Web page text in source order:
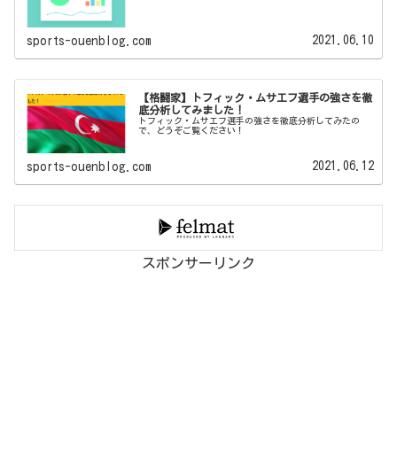
sports-ouenblog.com 2021.06.10
【格闘家】トフィック・ムサエフ選手の強さを徹
底分析してみました！
トフィック・ムサエフ選手の強さを徹底分析してみたの
で、どうぞご覧ください！
sports-ouenblog.com 2021.06.12
スポンサーリンク